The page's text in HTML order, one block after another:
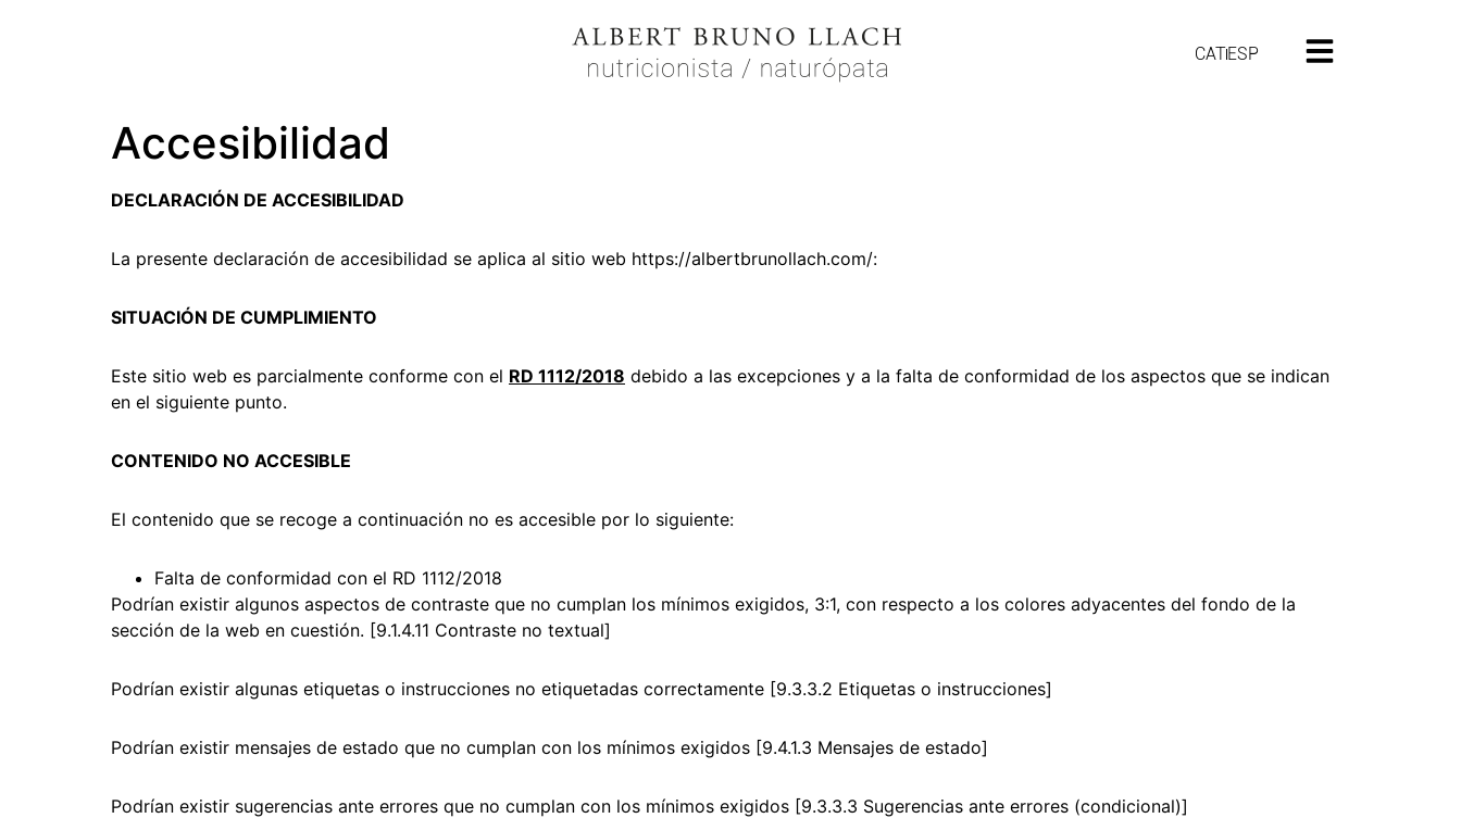
CATESP
Accesibilidad
DECLARACIÓN DE ACCESIBILIDAD
La presente declaración de accesibilidad se aplica al sitio web https://albertbrunollach.com/:
SITUACIÓN DE CUMPLIMIENTO
Este sitio web es parcialmente conforme con el RD 1112/2018 debido a las excepciones y a la falta de conformidad de los aspectos que se indican
en el siguiente punto.
CONTENIDO NO ACCESIBLE
El contenido que se recoge a continuación no es accesible por lo siguiente:
Falta de conformidad con el RD 1112/2018
Podrían existir algunos aspectos de contraste que no cumplan los mínimos exigidos, 3:1, con respecto a los colores adyacentes del fondo de la
sección de la web en cuestión. [9.1.4.11 Contraste no textual]
Podrían existir algunas etiquetas o instrucciones no etiquetadas correctamente [9.3.3.2 Etiquetas o instrucciones]
Podrían existir mensajes de estado que no cumplan con los mínimos exigidos [9.4.1.3 Mensajes de estado]
Podrían existir sugerencias ante errores que no cumplan con los mínimos exigidos [9.3.3.3 Sugerencias ante errores (condicional)]